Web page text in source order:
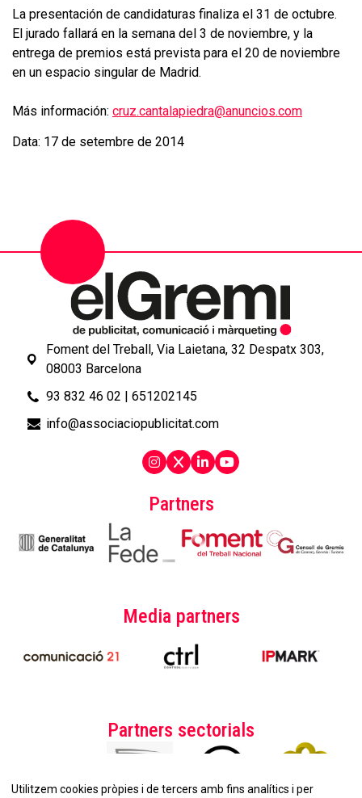
La presentación de candidaturas finaliza el 31 de octubre.
El jurado fallará en la semana del 3 de noviembre, y la
entrega de premios está prevista para el 20 de noviembre
en un espacio singular de Madrid.
Más información: cruz.cantalapiedra@anuncios.com
Data: 17 de setembre de 2014
Partners
Media partners
Partners sectorials
Foment del Treball, Via Laietana, 32 Despatx 303,
08003 Barcelona
93 832 46 02
651202145
info@associaciopublicitat.com
Utilitzem cookies pròpies i de tercers amb fins analítics i per